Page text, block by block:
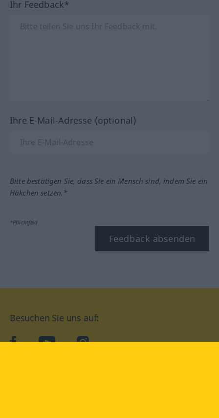
Ihr Feedback*
Ihre E-Mail-Adresse (optional)
Bitte bestätigen Sie, dass Sie ein Mensch sind, indem Sie ein
Häkchen setzen.*
*Pflichtfeld
Feedback absenden
Besuchen Sie uns auf:
facebookYouTube Instagram